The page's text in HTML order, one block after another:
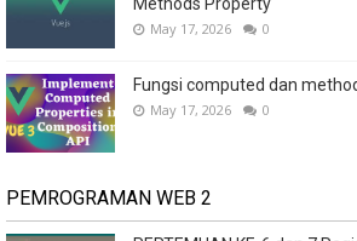
May 17, 2026 0
Fungsi computed dan
May 17, 2026 0
PEMROGRAMAN WEB 2